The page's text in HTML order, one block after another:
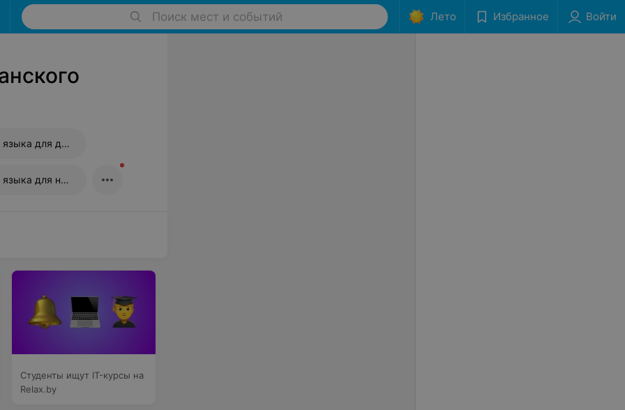
Поиск мест и событий Лето Избранное Войти
Курсы испанского языка для детей
Курсы испанского языка для начинающих
Студенты ищут IT-курсы на
Relax.by